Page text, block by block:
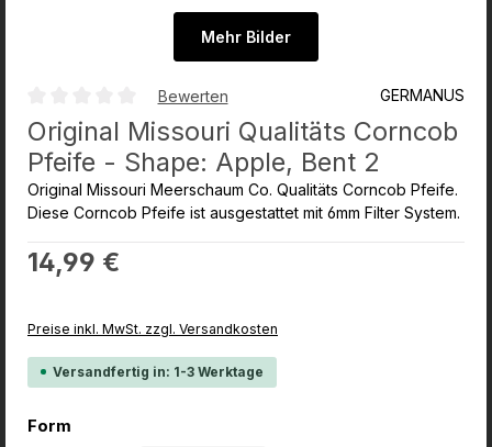
Mehr Bilder
Durchschnittliche Bewertung von 0 von 5 Sternen
Bewerten GERMANUS
Original Missouri Qualitäts Corncob
Pfeife - Shape: Apple, Bent 2
Original Missouri Meerschaum Co. Qualitäts Corncob Pfeife.
Diese Corncob Pfeife ist ausgestattet mit 6mm Filter System.
Regulärer Preis:
14,99 €
Preise inkl. MwSt. zzgl. Versandkosten
Versandfertig in: 1-3 Werktage
Form